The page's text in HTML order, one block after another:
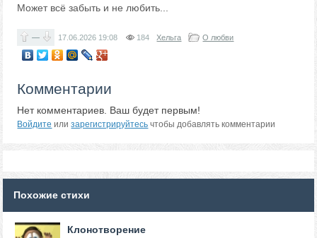
Может всё забыть и не любить...
— 17.06.2026 19:08 184 Хельга О любви
Комментарии
Нет комментариев. Ваш будет первым!
Войдите илизарегистрируйтесь чтобы добавлять комментарии
Похожие стихи
Клонотворение